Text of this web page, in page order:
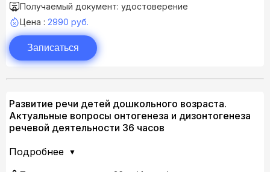
Получаемый документ: удостоверение
Цена : 2990 руб.
Записаться
Развитие речи детей дошкольного возраста.
Актуальные вопросы онтогенеза и дизонтогенеза
речевой деятельности 36 часов
Подробнее